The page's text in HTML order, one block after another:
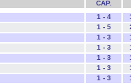
CAP.
1 - 4
1 - 5
1 - 3
1 - 3
1 - 3
1 - 3
1 - 3